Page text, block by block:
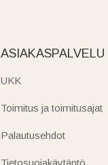
ASIAKASPALVELU
UKK
Toimitus ja toimitusajat
Palautusehdot
Tietosuojakäytäntö